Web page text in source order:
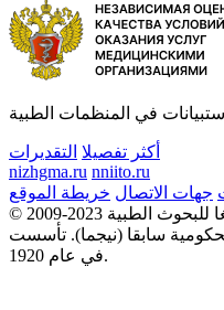
في المنظمات الطبية
أكثر تفصيلا التقديرات
nizhgma.ru nniito.ru
جهات الاتصال خريطة الموقع
فولغا للبحوث الطبية
سابقا (نيجما). تأسست
في عام 1920.